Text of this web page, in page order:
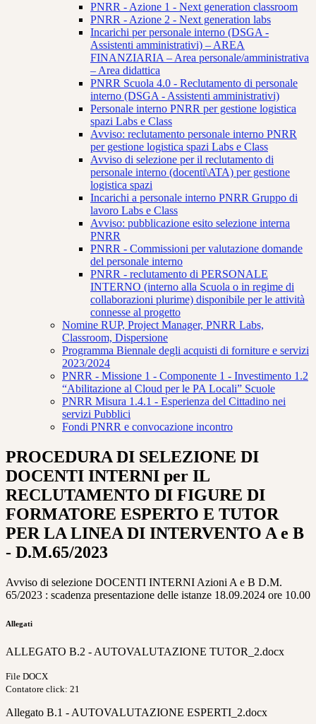
PNRR - Azione 1 - Next generation classroom
PNRR - Azione 2 - Next generation labs
Incarichi per personale interno (DSGA -
Assistenti amministrativi) – AREA
FINANZIARIA – Area personale/amministrativa
– Area didattica
PNRR Scuola 4.0 - Reclutamento di personale
interno (DSGA - Assistenti amministrativi)
Personale interno PNRR per gestione logistica
spazi Labs e Class
Avviso: reclutamento personale interno PNRR
per gestione logistica spazi Labs e Class
Avviso di selezione per il reclutamento di
personale interno (docenti\ATA) per gestione
logistica spazi
Incarichi a personale interno PNRR Gruppo di
lavoro Labs e Class
Avviso: pubblicazione esito selezione interna
PNRR
PNRR - Commissioni per valutazione domande
del personale interno
PNRR - reclutamento di PERSONALE
INTERNO (interno alla Scuola o in regime di
collaborazioni plurime) disponibile per le attività
connesse al progetto
Nomine RUP, Project Manager, PNRR Labs,
Classroom, Dispersione
Programma Biennale degli acquisti di forniture e servizi
2023/2024
PNRR - Missione 1 - Componente 1 - Investimento 1.2
“Abilitazione al Cloud per le PA Locali” Scuole
PNRR Misura 1.4.1 - Esperienza del Cittadino nei
servizi Pubblici
Fondi PNRR e convocazione incontro
PROCEDURA DI SELEZIONE DI
DOCENTI INTERNI per IL
RECLUTAMENTO DI FIGURE DI
FORMATORE ESPERTO E TUTOR
PER LA LINEA DI INTERVENTO A e B
- D.M.65/2023
Avviso di selezione DOCENTI INTERNI Azioni A e B D.M.
65/2023 : scadenza presentazione delle istanze 18.09.2024 ore 10.00
Allegati
ALLEGATO B.2 - AUTOVALUTAZIONE TUTOR_2.docx
File DOCX
Contatore click: 21
Allegato B.1 - AUTOVALUTAZIONE ESPERTI_2.docx